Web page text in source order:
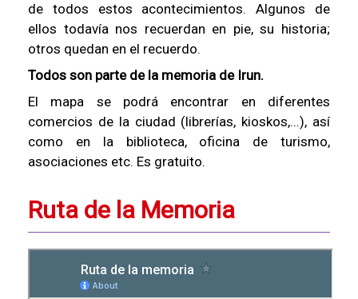
de todos estos acontecimientos. Algunos de
ellos todavía nos recuerdan en pie, su historia;
otros quedan en el recuerdo.
Todos son parte de la memoria de Irun.
El mapa se podrá encontrar en diferentes
comercios de la ciudad (librerías, kioskos,...), así
como en la biblioteca, oficina de turismo,
asociaciones etc. Es gratuito.
Ruta de la Memoria